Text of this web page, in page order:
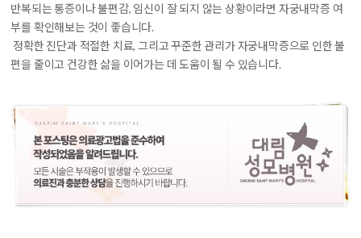
반복되는 통증이나 불편감, 임신이 잘 되지 않는 상황이라면 자궁내막증 여
부를 확인해보는 것이 좋습니다.
정확한 진단과 적절한 치료, 그리고 꾸준한 관리가 자궁내막증으로 인한 불
편을 줄이고 건강한 삶을 이어가는 데 도움이 될 수 있습니다.